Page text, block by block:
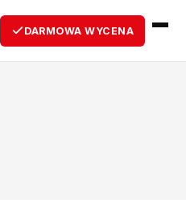
DARMOWA WYCENA